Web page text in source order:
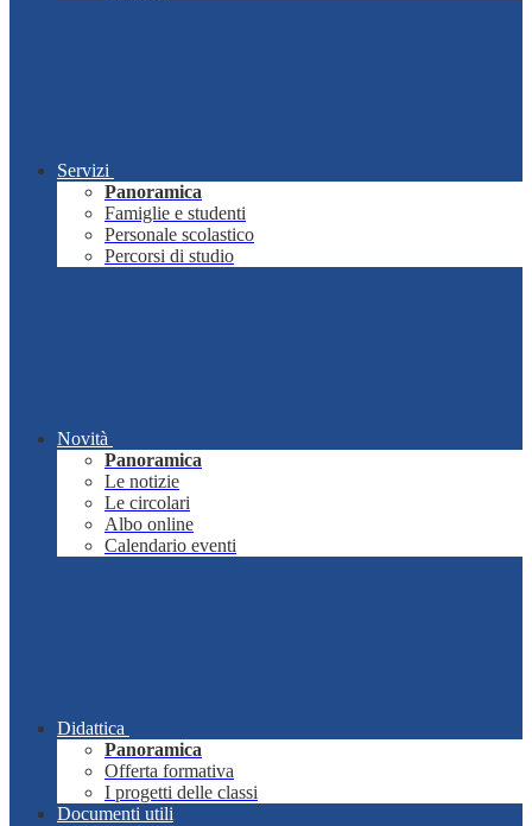
Servizi
Panoramica
Famiglie e studenti
Personale scolastico
Percorsi di studio
Novità
Panoramica
Le notizie
Le circolari
Albo online
Calendario eventi
Didattica
Panoramica
Offerta formativa
I progetti delle classi
Documenti utili